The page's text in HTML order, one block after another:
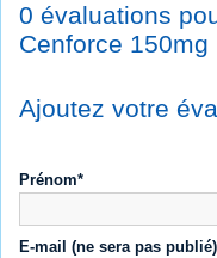
0 évaluations
Cenforce
Ajoutez votre
Prénom*
E-mail (ne sera pas